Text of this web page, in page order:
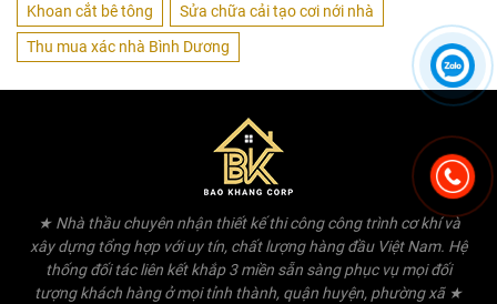
Khoan cắt bê tông
Sửa chữa cải tạo cơi nới nhà
Thu mua xác nhà Bình Dương
★ Nhà thầu chuyên nhận thiết kế thi công công trình cơ khí và
xây dựng tổng hợp với uy tín, chất lượng hàng đầu Việt Nam. Hệ
thống đối tác liên kết khắp 3 miền sẵn sàng phục vụ mọi đối
tượng khách hàng ở mọi tỉnh thành, quận huyện, phường xã ★